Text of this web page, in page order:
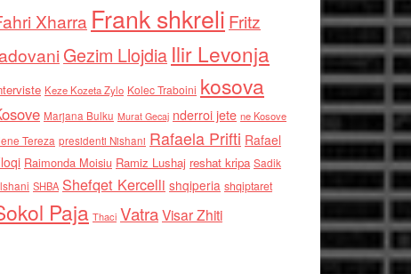
Xharra Frank shkreli Fritz
Gezim Llojdia Ilir Levonja
Keze Kozeta Zylo Kolec Traboini kosova
Marjana Bulku Murat Gecaj nderroi jete ne Kosove
Tereza presidenti Nishani Rafaela Prifti Rafael
Raimonda Moisiu Ramiz Lushaj reshat kripa Sadik
SHBA Shefqet Kercelli shqiperia shqiptaret
Paja Thaci VatraVisar Zhiti